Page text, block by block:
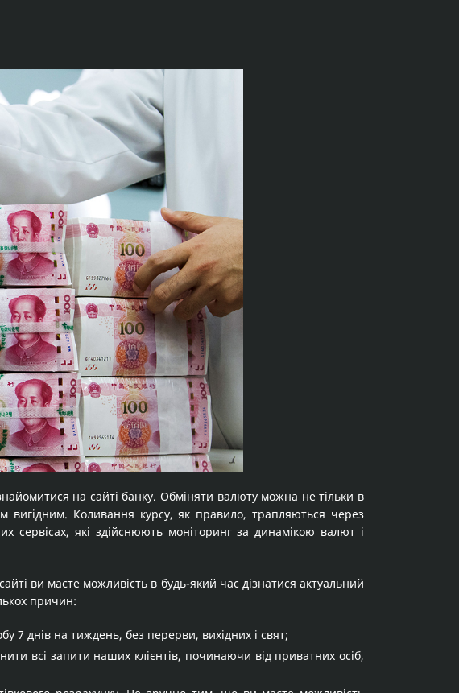
на сайті банку. Обміняти валюту можна не тільки в
вигідним. Коливання курсу, як правило, трапляються через
сервісах, які здійснюють моніторинг за динамікою валют і
ви маєте можливість в будь-який час дізнатися актуальний
причин:
7 днів на тиждень, без перерви, вихідних і свят;
всі запити наших клієнтів, починаючи від приватних осіб,